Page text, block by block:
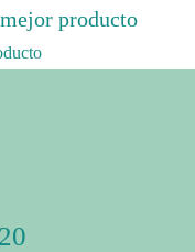
producto